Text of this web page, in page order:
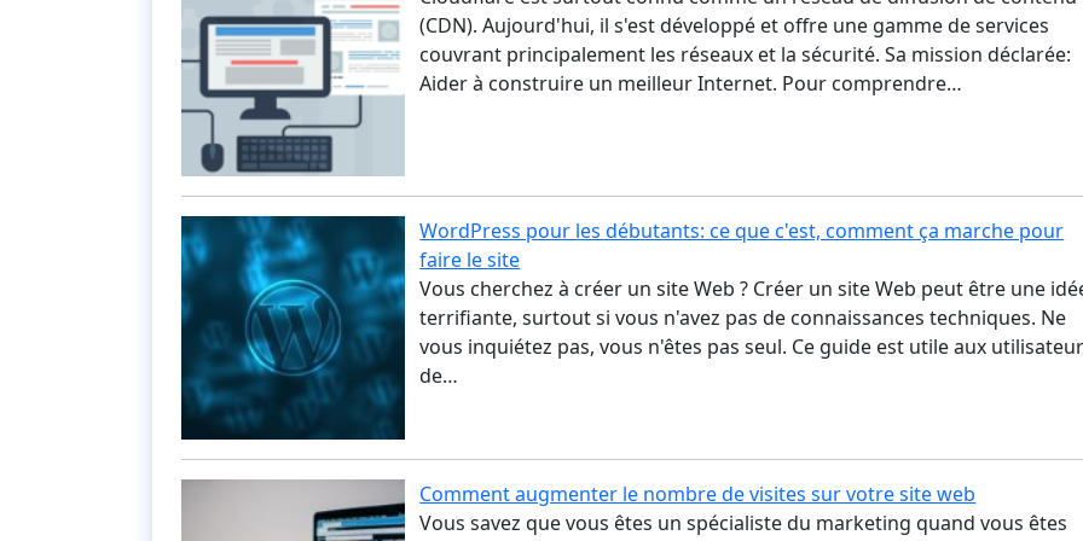
(CDN). Aujourd'hui, il s'est développé et offre une gamme de services
couvrant principalement les réseaux et la sécurité. Sa mission déclarée:
Aider à construire un meilleur Internet. Pour comprendre…
WordPress pour les débutants: ce que c'est, comment ça marche pour
faire le site
Vous cherchez à créer un site Web ? Créer un site Web peut être une
terrifiante, surtout si vous n'avez pas de connaissances techniques. Ne
vous inquiétez pas, vous n'êtes pas seul. Ce guide est utile aux
de…
Comment augmenter le nombre de visites sur votre site web
Vous savez que vous êtes un spécialiste du marketing quand vous êtes